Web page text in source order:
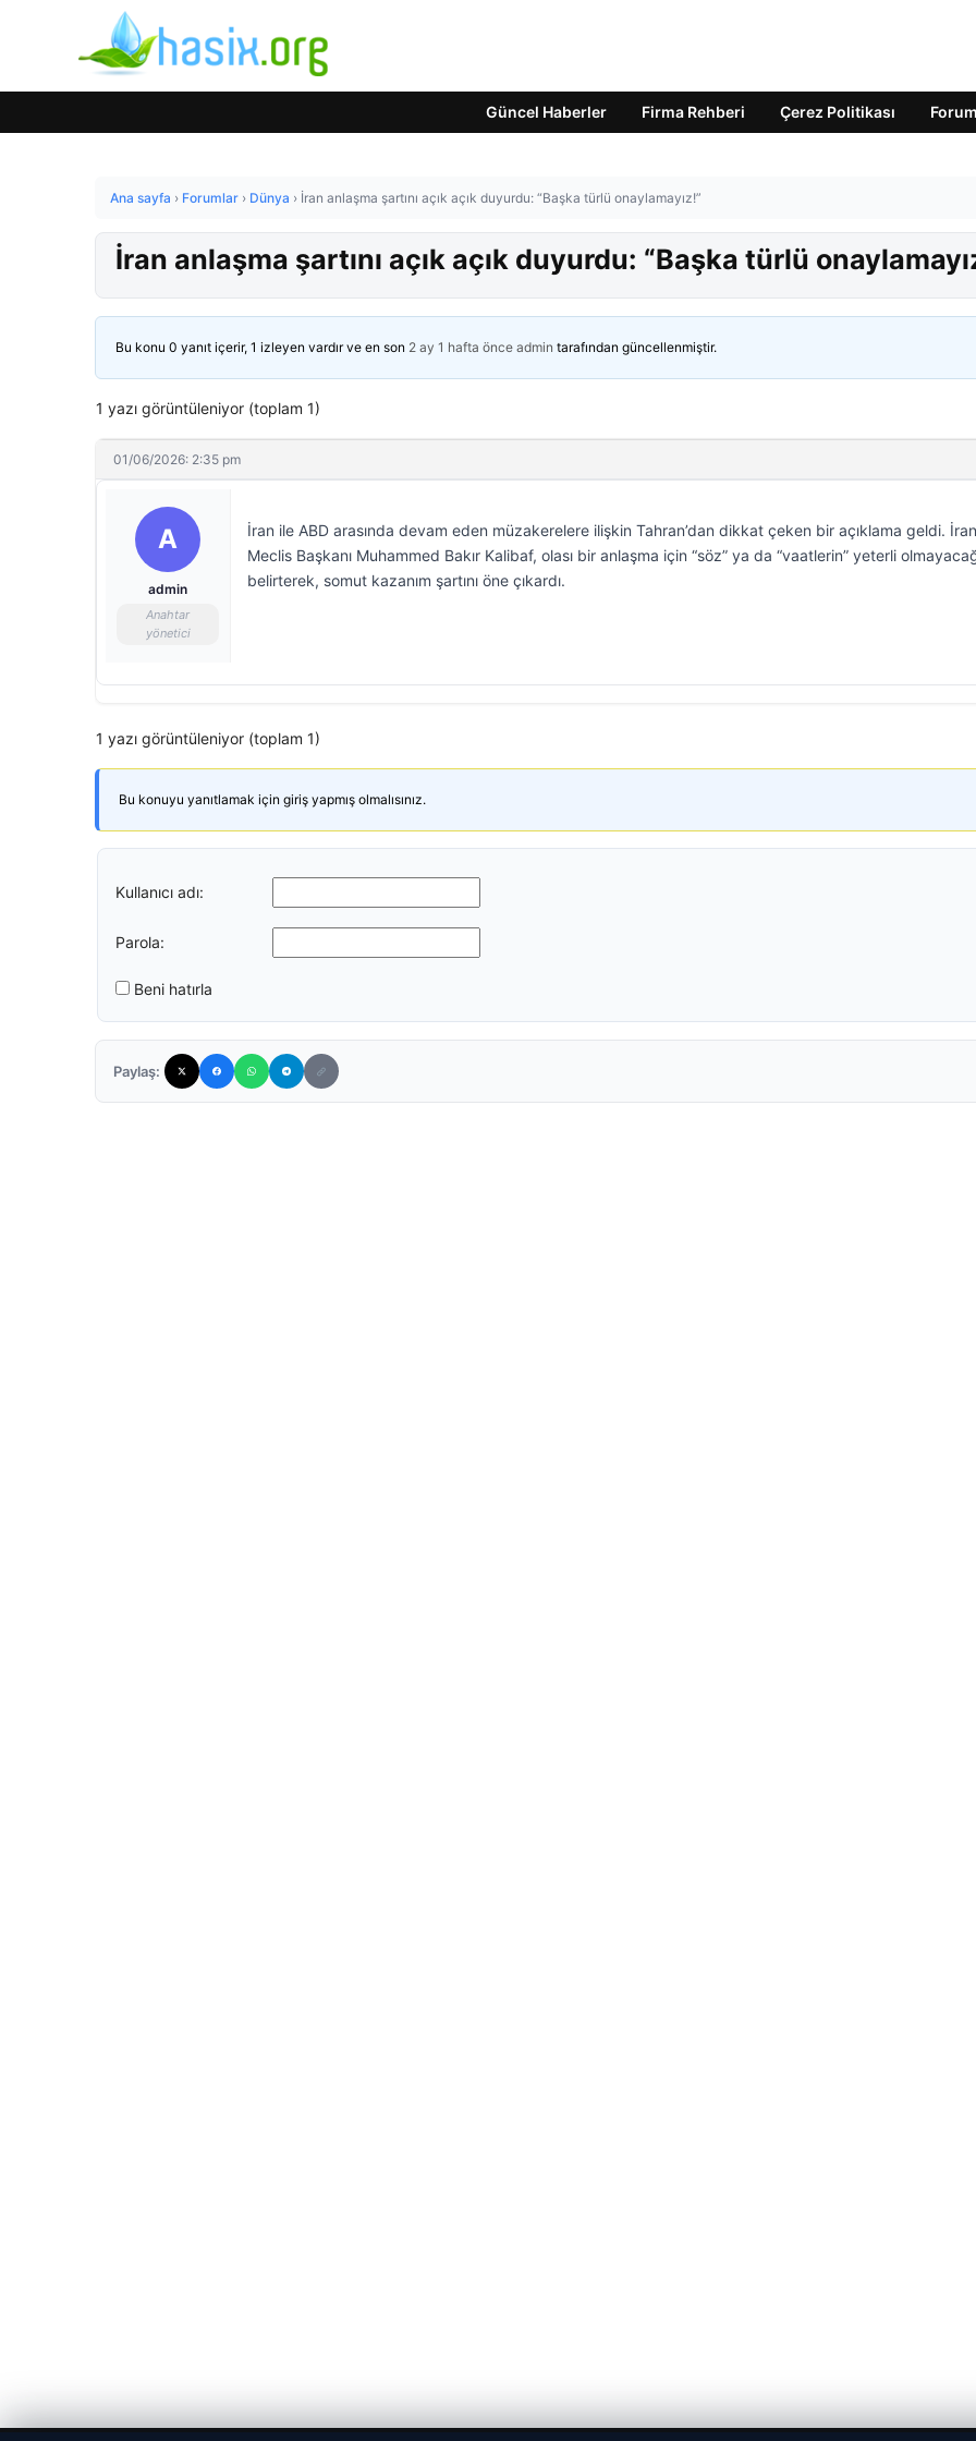
Güncel Haberler Firma Rehberi Çerez Politikası Forum
Ana sayfa › Forumlar › Dünya › İran anlaşma şartını açık açık duyurdu: “Başka türlü onaylamayız!”
İran anlaşma şartını açık açık duyurdu: “Başka türlü
Bu konu 0 yanıt içerir, 1 izleyen vardır ve en son 2 ay 1 hafta önce admin tarafından güncellenmiştir.
1 yazı görüntüleniyor (toplam 1)
01/06/2026: 2:35 pm
A
admin
Anahtar
yönetici
İran ile ABD arasında devam eden müzakerelere ilişkin Tahran’dan dikkat çeken bir açıklama geldi. İran
Meclis Başkanı Muhammed Bakır Kalibaf, olası bir anlaşma için “söz” ya da “vaatlerin” yeterli
belirterek, somut kazanım şartını öne çıkardı.
1 yazı görüntüleniyor (toplam 1)
Bu konuyu yanıtlamak için giriş yapmış olmalısınız.
Kullanıcı adı:
Parola:
Beni hatırla
Paylaş: